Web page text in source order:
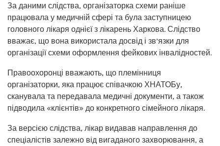
За даними слідства, організаторка схеми раніше
працювала у медичній сфері та була заступницею
головного лікаря однієї з лікарень Харкова. Слідство
вважає, що вона використала досвід і зв’язки для
організації схеми оформлення фейкових інвалідностей.
Правоохоронці вважають, що племінниця
організаторки, яка працює співачкою ХНАТОБу,
сканувала та передавала медичні документи, а також
підводила «клієнтів» до конкретного сімейного лікаря.
За версією слідства, лікар видавав направлення до
спеціалістів залежно від вигаданого захворювання, а